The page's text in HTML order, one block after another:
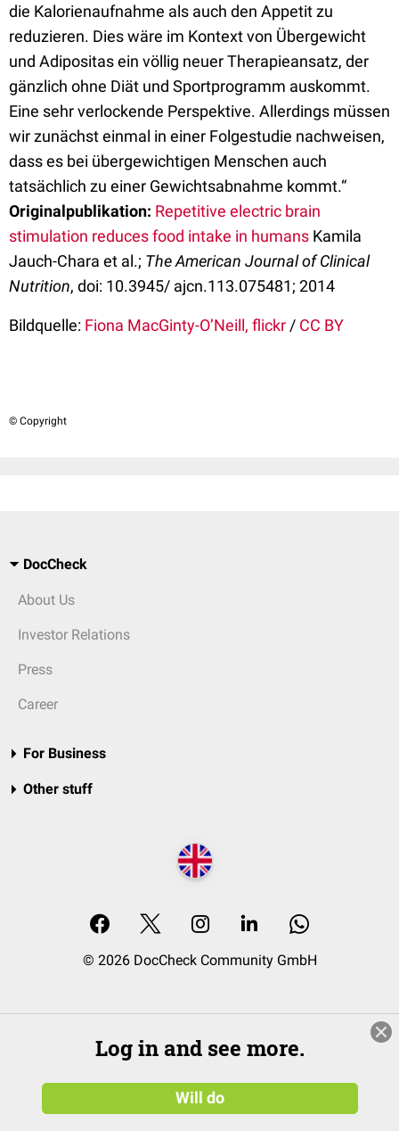
die Kalorienaufnahme als auch den Appetit zu
reduzieren. Dies wäre im Kontext von Übergewicht
und Adipositas ein völlig neuer Therapieansatz, der
gänzlich ohne Diät und Sportprogramm auskommt.
Eine sehr verlockende Perspektive. Allerdings müssen
wir zunächst einmal in einer Folgestudie nachweisen,
dass es bei übergewichtigen Menschen auch
tatsächlich zu einer Gewichtsabnahme kommt.“
Originalpublikation: Repetitive electric brain
stimulation reduces food intake in humans Kamila
Jauch-Chara et al.; The American Journal of Clinical
Nutrition, doi: 10.3945/ ajcn.113.075481; 2014
Bildquelle: Fiona MacGinty-O’Neill, flickr / CC BY
© Copyright
DocCheck
About Us
Investor Relations
Press
Career
For Business
Other stuff
© 2026 DocCheck Community GmbH
Log in and see more.
Will do